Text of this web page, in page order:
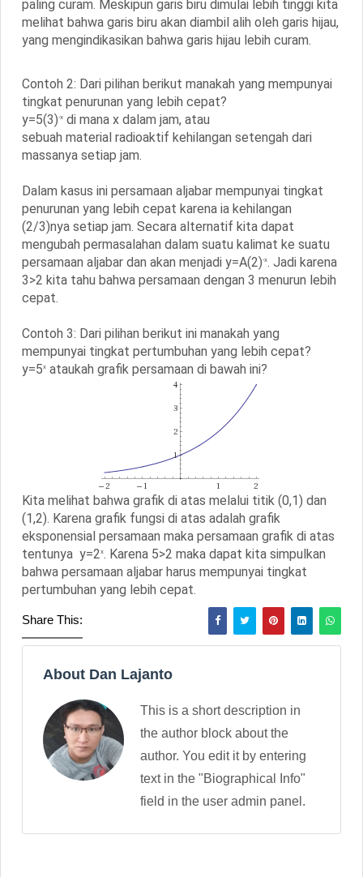
paling curam. Meskipun garis biru dimulai lebih tinggi kita
melihat bahwa garis biru akan diambil alih oleh garis hijau,
yang mengindikasikan bahwa garis hijau lebih curam.
Contoh 2: Dari pilihan berikut manakah yang mempunyai
tingkat penurunan yang lebih cepat?
y=5(3)-x di mana x dalam jam, atau
sebuah material radioaktif kehilangan setengah dari
massanya setiap jam.
Dalam kasus ini persamaan aljabar mempunyai tingkat
penurunan yang lebih cepat karena ia kehilangan
(2/3)nya setiap jam. Secara alternatif kita dapat
mengubah permasalahan dalam suatu kalimat ke suatu
persamaan aljabar dan akan menjadi y=A(2)-x. Jadi karena
3>2 kita tahu bahwa persamaan dengan 3 menurun lebih
cepat.
Contoh 3: Dari pilihan berikut ini manakah yang
mempunyai tingkat pertumbuhan yang lebih cepat?
y=5x ataukah grafik persamaan di bawah ini?
Kita melihat bahwa grafik di atas melalui titik (0,1) dan
(1,2). Karena grafik fungsi di atas adalah grafik
eksponensial persamaan maka persamaan grafik di atas
tentunya y=2x. Karena 5>2 maka dapat kita simpulkan
bahwa persamaan aljabar harus mempunyai tingkat
pertumbuhan yang lebih cepat.
Share This:
About Dan Lajanto
This is a short description in
the author block about the
author. You edit it by entering
text in the "Biographical Info"
field in the user admin panel.